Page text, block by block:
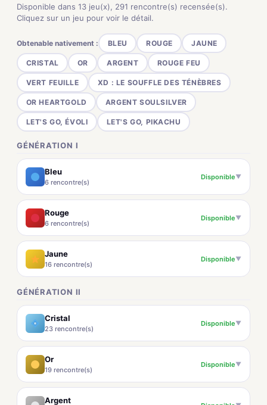
Disponible dans 13 jeu(x), 291 rencontre(s) recensée(s).
Cliquez sur un jeu pour voir le détail.
Obtenable nativement : BLEU ROUGE JAUNE
CRISTAL OR ARGENT ROUGE FEU
VERT FEUILLE XD : LE SOUFFLE DES TÉNÈBRES
OR HEARTGOLD ARGENT SOULSILVER
LET'S GO, ÉVOLI LET'S GO, PIKACHU
GÉNÉRATION I
Bleu
6 rencontre(s)
Disponible▼
Rouge
6 rencontre(s)
Disponible▼
Jaune
16 rencontre(s)
Disponible▼
GÉNÉRATION II
Cristal
23 rencontre(s)
Disponible▼
Or
19 rencontre(s)
Disponible▼
Argent